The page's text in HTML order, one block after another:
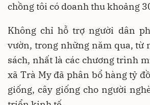
chồng tôi có doanh thu khoảng
Không chỉ hỗ trợ người dân
vườn, trong những năm qua, từ
sách, nhất là các chương trình
xã Trà My đã phân bổ hàng tỷ
giống, cây giống cho người